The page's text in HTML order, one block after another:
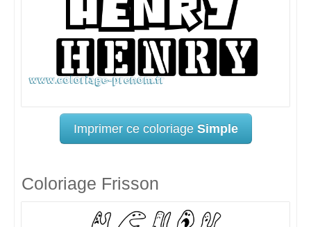
Imprimer ce coloriage Simple
Coloriage Frisson